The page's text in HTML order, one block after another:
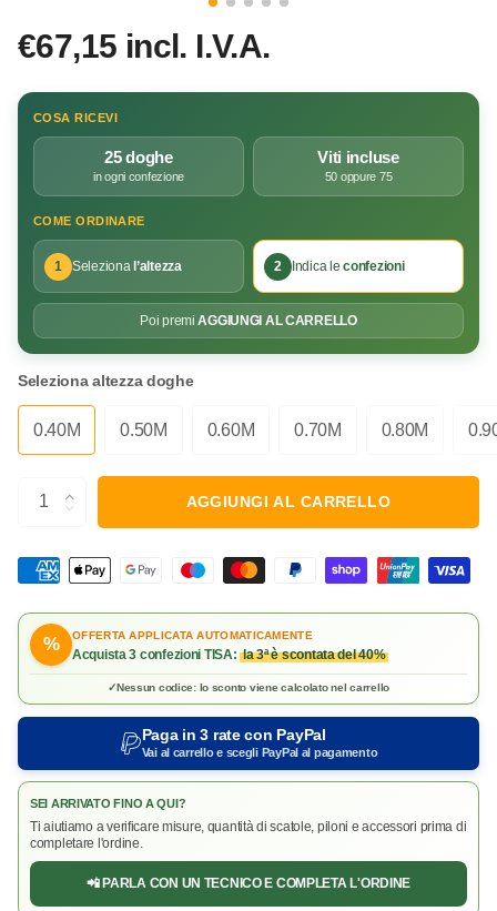
€67,15 incl. I.V.A.
COSA RICEVI
25 doghe
in ogni confezione
Viti incluse
50 oppure 75
COME ORDINARE
1 Selezional’altezza 2 Indica leconfezioni
Poi premiAGGIUNGI AL CARRELLO
Seleziona altezza doghe
0.40M 0.50M 0.60M 0.70M 0.80M
AGGIUNGI AL CARRELLO
% OFFERTA APPLICATA AUTOMATICAMENTE
Acquista 3 confezioni TISA: la 3ª è scontata del 40%
✓Nessun codice: lo sconto viene calcolato nel carrello
Paga in 3 rate con PayPal
Vai al carrello e scegli PayPal al pagamento
SEI ARRIVATO FINO A QUI?
Ti aiutiamo a verificare misure, quantità di scatole, piloni e accessori prima di
completare l'ordine.
📲 PARLA CON UN TECNICO E COMPLETA L'ORDINE